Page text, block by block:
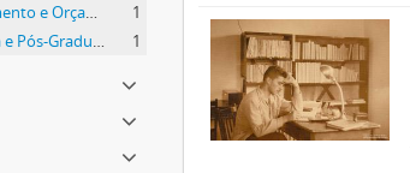
Pró Reitoria de Planejamento e Orçamento
1
Pró-Reitoria de Pesquisa e Pós-Graduação
1